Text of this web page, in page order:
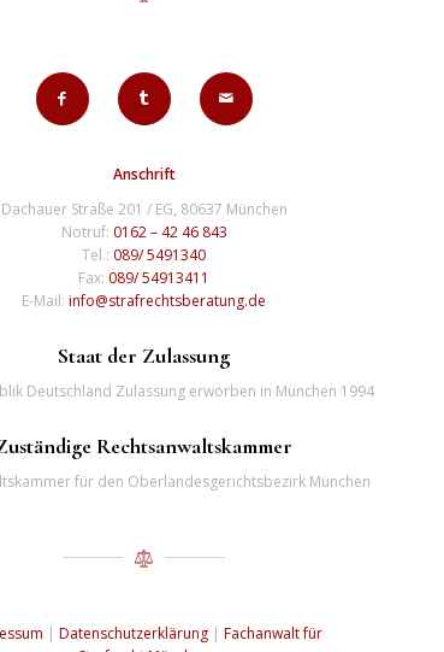
Anschrift
Dachauer Straße 201 / EG, 80637 München
Notruf: 0162 – 42 46 843
Tel.: 089/ 5491340
Fax: 089/ 54913411
E-Mail:info@strafrechtsberatung.de
Staat der Zulassung
Deutschland Zulassung erworben in München 1994
Rechtsanwaltskammer
für den Oberlandesgerichtsbezirk München
| Datenschutzerklärung| Fachanwalt für